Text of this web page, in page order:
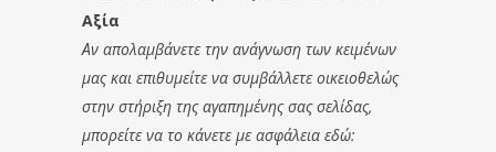
Αξία
Αν απολαμβάνετε την ανάγνωση των κειμένων
μας και επιθυμείτε να συμβάλλετε οικειοθελώς
στην στήριξη της αγαπημένης σας σελίδας,
μπορείτε να το κάνετε με ασφάλεια εδώ: